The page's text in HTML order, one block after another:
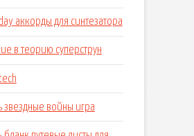
аккорды для синтезатора
в теорию суперструн
звездные войны игра